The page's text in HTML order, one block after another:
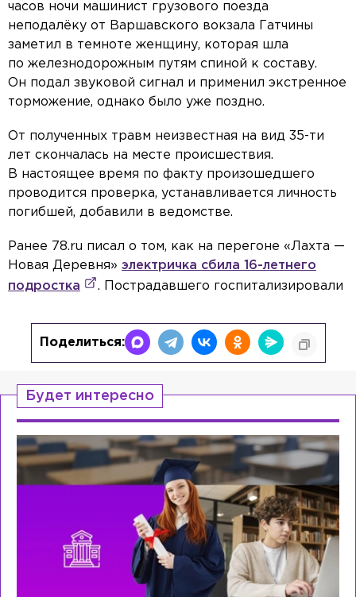
часов ночи машинист грузового поезда
неподалёку от Варшавского вокзала Гатчины
заметил в темноте женщину, которая шла
по железнодорожным путям спиной к составу.
Он подал звуковой сигнал и применил экстренное
торможение, однако было уже поздно.
От полученных травм неизвестная на вид 35-ти
лет скончалась на месте происшествия.
В настоящее время по факту произошедшего
проводится проверка, устанавливается личность
погибшей, добавили в ведомстве.
Ранее 78.ru писал о том, как на перегоне «Лахта —
Новая Деревня» электричка сбила 16-летнего
подростка
. Пострадавшего госпитализировали
Поделиться:
Будет интересно